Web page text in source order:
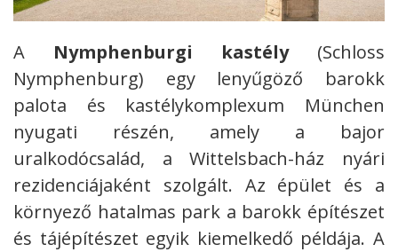
A Nymphenburgi kastély(Schloss
Nymphenburg) egy lenyűgöző barokk
palota és kastélykomplexum München
nyugati részén, amely a bajor
uralkodócsalád, a Wittelsbach-ház nyári
rezidenciájaként szolgált. Az épület és a
környező hatalmas park a barokk építészet
és tájépítészet egyik kiemelkedő példája. A